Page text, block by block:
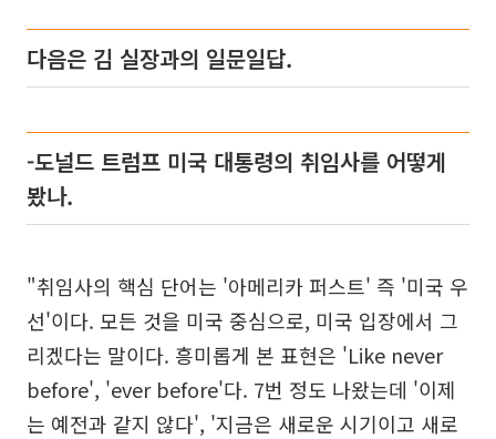
다음은 김 실장과의 일문일답.
-도널드 트럼프 미국 대통령의 취임사를 어떻게
봤나.
"취임사의 핵심 단어는 '아메리카 퍼스트' 즉 '미국 우
선'이다. 모든 것을 미국 중심으로, 미국 입장에서 그
리겠다는 말이다. 흥미롭게 본 표현은 'Like never
before', 'ever before'다. 7번 정도 나왔는데 '이제
는 예전과 같지 않다', '지금은 새로운 시기이고 새로